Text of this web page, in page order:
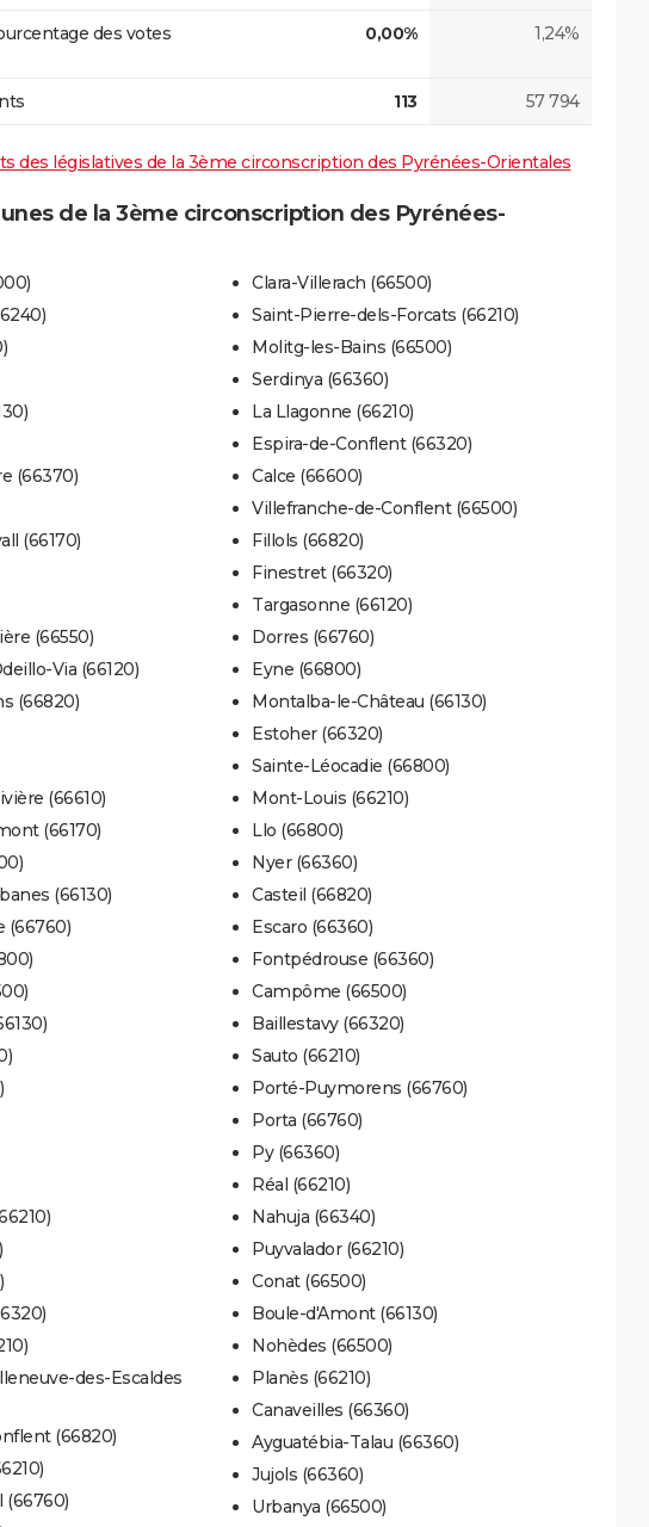
des votes
0,00% 1,24%
113 57 794
des législatives de la 3ème circonscription des Pyrénées-Orientales
de la 3ème circonscription des Pyrénées-
(66370)
(66170)
(66550)
Via (66120)
(66820)
(66610)
(66170)
(66130)
(66760)
des-Escaldes
(66820)
(66760)
Clara-Villerach (66500)
Saint-Pierre-dels-Forcats (66210)
Molitg-les-Bains (66500)
Serdinya (66360)
La Llagonne (66210)
Espira-de-Conflent (66320)
Calce (66600)
Villefranche-de-Conflent (66500)
Fillols (66820)
Finestret (66320)
Targasonne (66120)
Dorres (66760)
Eyne (66800)
Montalba-le-Château (66130)
Estoher (66320)
Sainte-Léocadie (66800)
Mont-Louis (66210)
Llo (66800)
Nyer (66360)
Casteil (66820)
Escaro (66360)
Fontpédrouse (66360)
Campôme (66500)
Baillestavy (66320)
Sauto (66210)
Porté-Puymorens (66760)
Porta (66760)
Py (66360)
Réal (66210)
Nahuja (66340)
Puyvalador (66210)
Conat (66500)
Boule-d'Amont (66130)
Nohèdes (66500)
Planès (66210)
Canaveilles (66360)
Ayguatébia-Talau (66360)
Jujols (66360)
Urbanya (66500)